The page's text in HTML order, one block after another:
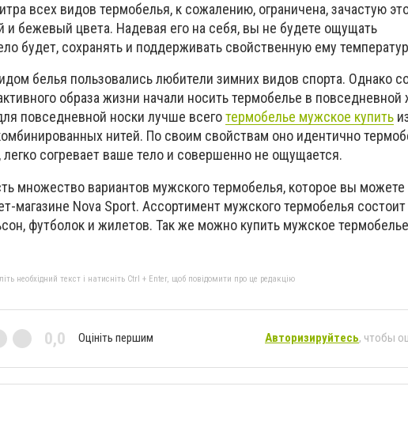
всех видов термобелья, к сожалению, ограничена, зачастую
бежевый цвета. Надевая его на себя, вы не будете ощущать
будет, сохранять и поддерживать свойственную ему
белья пользовались любители зимних видов спорта. Однако
образа жизни начали носить термобелье в повседневной
повседневной носки лучше всеготермобелье мужское купить
нитей. По своим свойствам оно идентично
легко согревает ваше тело и совершенно не ощущается.
множество вариантов мужского термобелья, которое вы можете
магазине Nova Sport. Ассортимент мужского термобелья состоит
футболок и жилетов. Так же можно купить мужское
необхідний текст і натисніть Ctrl + Enter, щоб повідомити про це редакцію
0,0 Оцініть першим Авторизируйтесь, чтобы